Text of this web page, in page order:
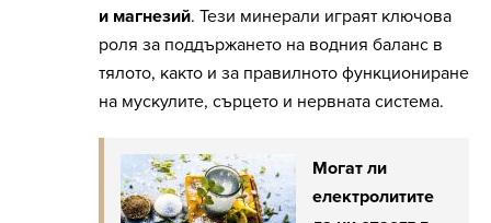
и магнезий. Тези минерали играят ключова
роля за поддържането на водния баланс в
тялото, както и за правилното функциониране
на мускулите, сърцето и нервната система.
Могат ли
електролитите